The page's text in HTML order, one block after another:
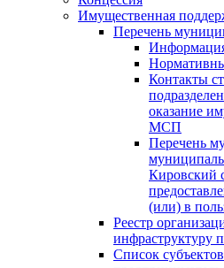
Имущественная
Перечень
Контакты
оказание
МСП
Перечень
Кировский
(или) в
Реестр
инфраструктуру
Список